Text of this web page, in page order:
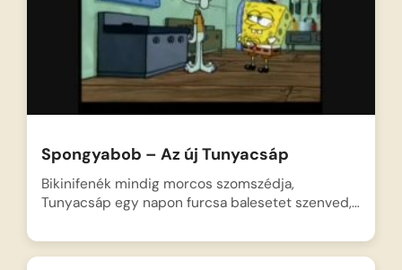
Spongyabob – Az új Tunyacsáp
Bikinifenék mindig morcos szomszédja,
Tunyacsáp egy napon furcsa balesetet szenved,…